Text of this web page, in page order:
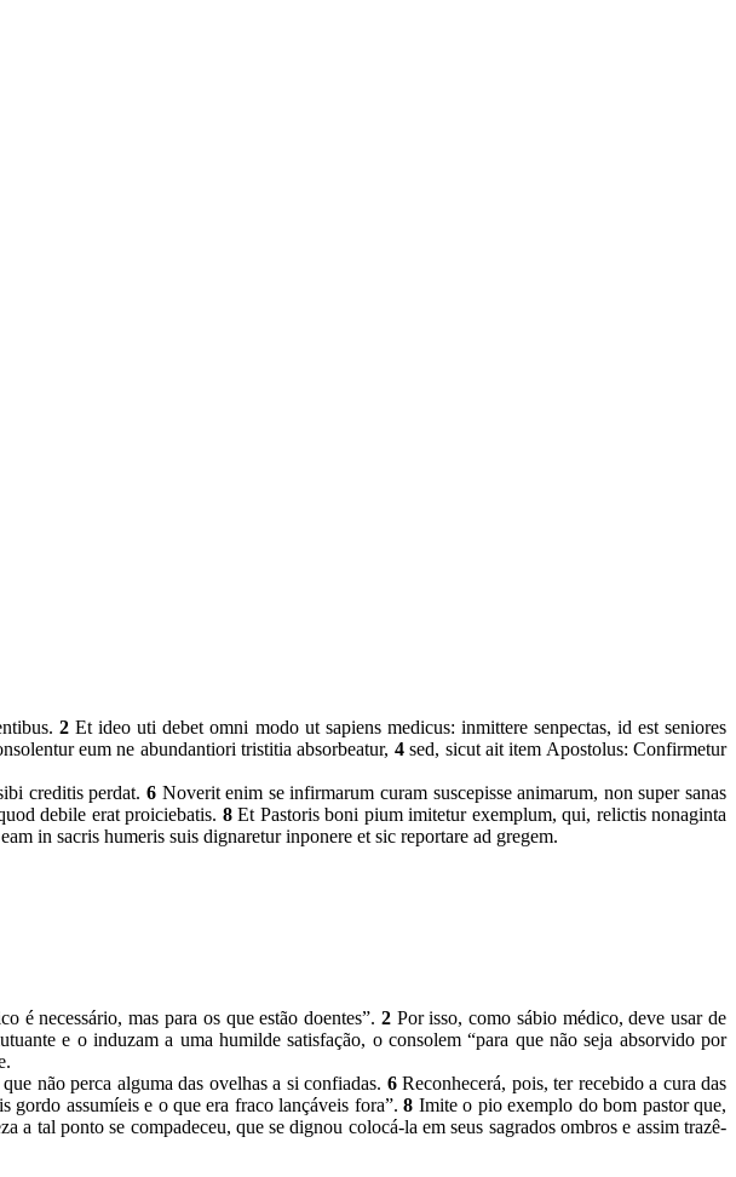
2 Et ideo uti debet omni modo ut sapiens medicus: inmittere senpectas, id est seniores
eum ne abundantiori tristitia absorbeatur, 4sed, sicut ait item Apostolus: Confirmetur
creditis perdat. 6 Noverit enim se infirmarum curam suscepisse animarum, non super sanas
debile erat proiciebatis. 8Et Pastoris boni pium imitetur exemplum, qui, relictis nonaginta
in sacris humeris suis dignaretur inponere et sic reportare ad gregem.
é necessário, mas para os que estão doentes”. 2Por isso, como sábio médico, deve usar de
e o induzam a uma humilde satisfação, o consolem “para que não seja absorvido por
não perca alguma das ovelhas a si confiadas. 6Reconhecerá, pois, ter recebido a cura das
gordo assumíeis e o que era fraco lançáveis fora”.8 Imite o pio exemplo do bom pastor que,
a tal ponto se compadeceu, que se dignou colocá-la em seus sagrados ombros e assim trazê-